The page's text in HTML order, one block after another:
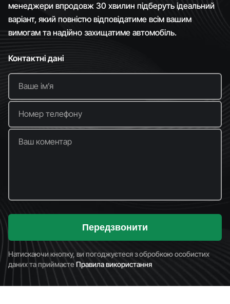
менеджери впродовж 30 хвилин підберуть ідеальний
варіант, який повністю відповідатиме всім вашим
вимогам та надійно захищатиме автомобіль.
Контактні дані
Ваше імʼя
Номер телефону
Ваш коментар
Передзвонити
Натискаючи кнопку, ви погоджуєтеся з обробкою особистих
даних та приймаєтеПравила використання